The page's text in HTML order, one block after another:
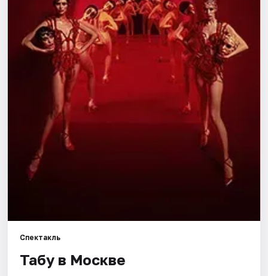
Города
Площадки
Рейтинги
Спектакль
Табу в Москве